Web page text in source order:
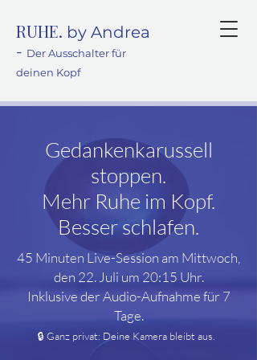
RUHE. by Andrea
- Der Ausschalter für
deinen Kopf
Gedankenkarussell
stoppen.
Mehr Ruhe im Kopf.
Besser schlafen.
45 Minuten Live-Session am Mittwoch,
den 22. Juli um 20:15 Uhr.
Inklusive der Audio-Aufnahme für 7
Tage.
🔒 Ganz privat: Deine Kamera bleibt aus.